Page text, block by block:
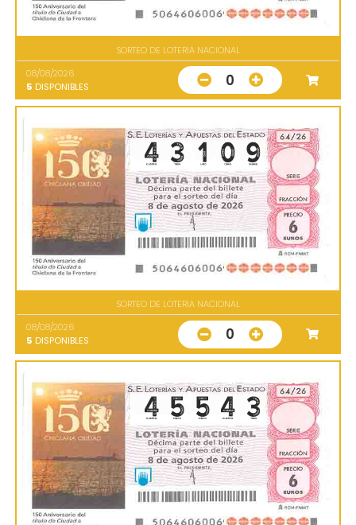
SORTEO DE LOTERIA NACIONAL
08/08/2026
5 DISPONIBLES 0
SORTEO DE LOTERIA NACIONAL
08/08/2026
5 DISPONIBLES 0